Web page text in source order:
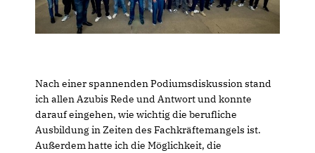
Nach einer spannenden Podiumsdiskussion stand
ich allen Azubis Rede und Antwort und konnte
darauf eingehen, wie wichtig die berufliche
Ausbildung in Zeiten des Fachkräftemangels ist.
Außerdem hatte ich die Möglichkeit, die